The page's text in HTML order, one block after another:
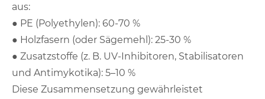
aus:
● PE (Polyethylen): 60-70 %
● Holzfasern (oder Sägemehl): 25-30 %
● Zusatzstoffe (z. B. UV-Inhibitoren, Stabilisatoren
und Antimykotika): 5–10 %
Diese Zusammensetzung gewährleistet